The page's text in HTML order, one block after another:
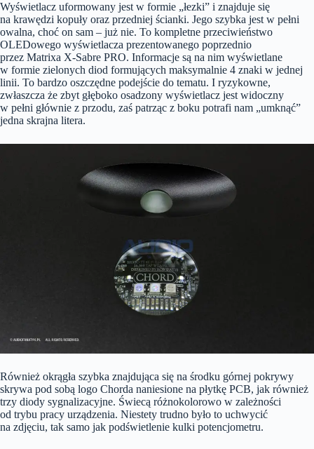
Wyświetlacz uformowany jest w formie „łezki” i znajduje się
na krawędzi kopuły oraz przedniej ścianki. Jego szybka jest w pełni
owalna, choć on sam – już nie. To kompletne przeciwieństwo
OLEDowego wyświetlacza prezentowanego poprzednio
przez Matrixa X-Sabre PRO. Informacje są na nim wyświetlane
w formie zielonych diod formujących maksymalnie 4 znaki w jednej
linii. To bardzo oszczędne podejście do tematu. I ryzykowne,
zwłaszcza że zbyt głęboko osadzony wyświetlacz jest widoczny
w pełni głównie z przodu, zaś patrząc z boku potrafi nam „umknąć”
jedna skrajna litera.
Również okrągła szybka znajdująca się na środku górnej pokrywy
skrywa pod sobą logo Chorda naniesione na płytkę PCB, jak również
trzy diody sygnalizacyjne. Świecą różnokolorowo w zależności
od trybu pracy urządzenia. Niestety trudno było to uchwycić
na zdjęciu, tak samo jak podświetlenie kulki potencjometru.